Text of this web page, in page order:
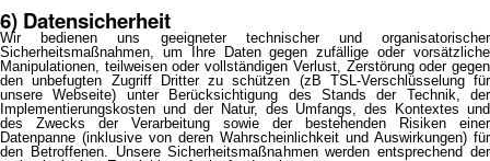
6) Datensicherheit
Wir bedienen uns geeigneter technischer und organisatorischer
Sicherheitsmaßnahmen, um Ihre Daten gegen zufällige oder vorsätzliche
Manipulationen, teilweisen oder vollständigen Verlust, Zerstörung oder gegen
den unbefugten Zugriff Dritter zu schützen (zB TSL-Verschlüsselung für
unsere Webseite) unter Berücksichtigung des Stands der Technik, der
Implementierungskosten und der Natur, des Umfangs, des Kontextes und
des Zwecks der Verarbeitung sowie der bestehenden Risiken einer
Datenpanne (inklusive von deren Wahrscheinlichkeit und Auswirkungen) für
den Betroffenen. Unsere Sicherheitsmaßnahmen werden entsprechend der